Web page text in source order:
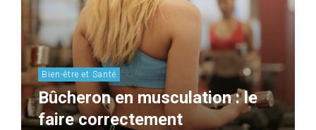
Bien-être et Santé
Bûcheron en musculation : le
faire correctement